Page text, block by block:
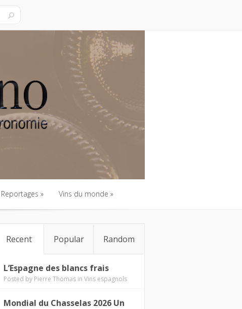
Reportages
Reportages
Vins du monde
Vins du monde
Recent Popular Random
L’Espagne des blancs frais
Posted by Pierre Thomas in Vins espagnols
Mondial du Chasselas 2026 Un